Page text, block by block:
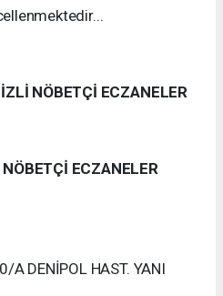
NÖBETÇİ ECZANELER
ECZANELER
A DENİPOL HAST. YANI